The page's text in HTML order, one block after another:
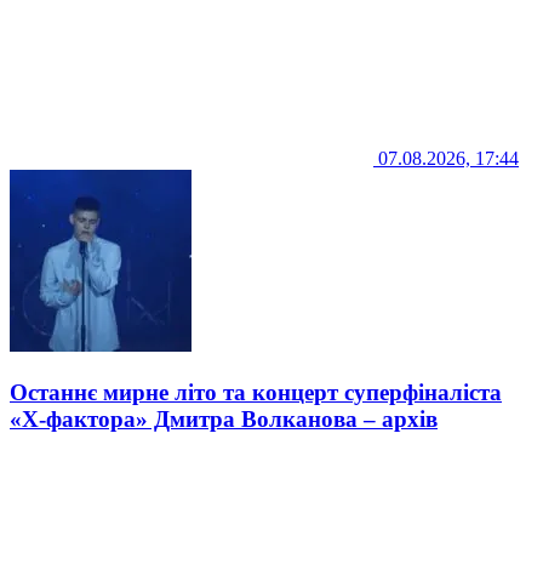
07.08.2026, 17:44
Останнє мирне літо та концерт суперфіналіста
«Х-фактора» Дмитра Волканова – архів